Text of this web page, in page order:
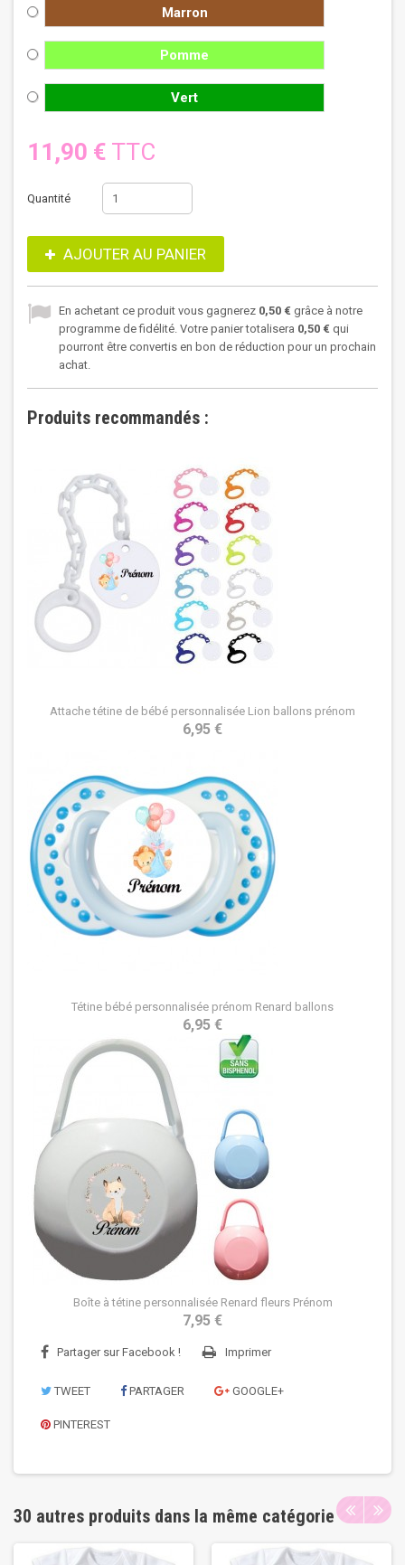
Marron
Pomme
Vert
11,90 € TTC
Quantité
AJOUTER AU PANIER
En achetant ce produit vous gagnerez 0,50 € grâce à notre
programme de fidélité. Votre panier totalisera 0,50 € qui
pourront être convertis en bon de réduction pour un prochain
achat.
Produits recommandés :
Attache tétine de bébé personnalisée Lion ballons prénom
6,95 €
Tétine bébé personnalisée prénom Renard ballons
6,95 €
Boîte à tétine personnalisée Renard fleurs Prénom
7,95 €
Partager sur Facebook ! Imprimer
TWEET PARTAGER GOOGLE+
PINTEREST
30 autres produits dans la même catégorie